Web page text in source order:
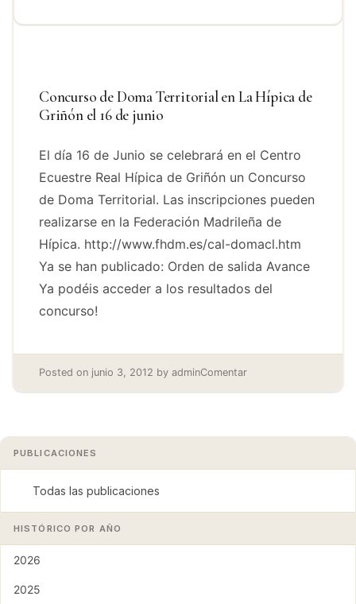
Concurso de Doma Territorial en La Hípica de
Griñón el 16 de junio
El día 16 de Junio se celebrará en el Centro
Ecuestre Real Hípica de Griñón un Concurso
de Doma Territorial. Las inscripciones pueden
realizarse en la Federación Madrileña de
Hípica. http://www.fhdm.es/cal-domacl.htm
Ya se han publicado: Orden de salida Avance
Ya podéis acceder a los resultados del
concurso!
Posted on junio 3, 2012 by adminComentar
PUBLICACIONES
Todas las publicaciones
HISTÓRICO POR AÑO
2026
2025